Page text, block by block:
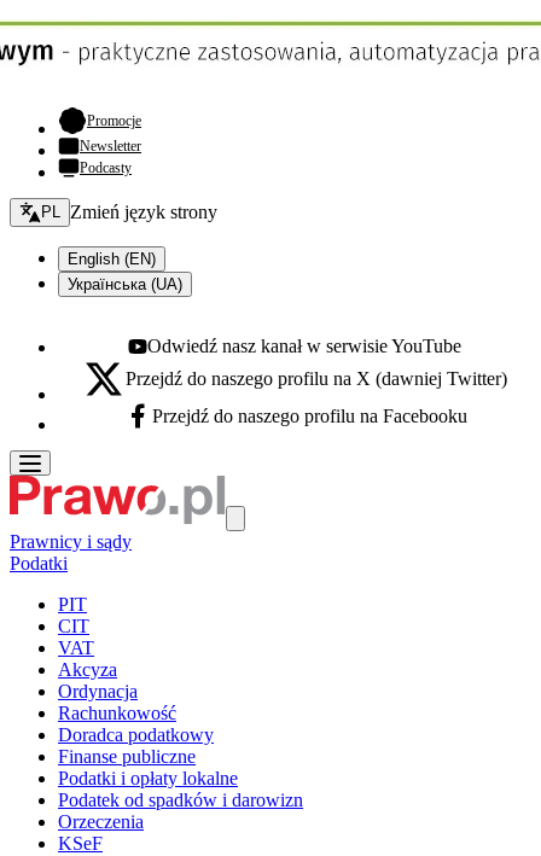
Promocje- otwiera się w nowej karcie
Newsletter
Podcasty
Zmień język - bieżący:
PL Zmień język strony
English (EN)
Українська (UA)
Youtube - otwiera się w nowej karcie
Odwiedź nasz kanał w serwisie YouTube
X - otwiera się w nowej karcie
Przejdź do naszego profilu na X (dawniej Twitter)
Facebook - otwiera się w nowej karcie
Przejdź do naszego profilu na Facebooku
Prawnicy i sądy
Podatki
PIT
CIT
VAT
Akcyza
Ordynacja
Rachunkowość
Doradca podatkowy
Finanse publiczne
Podatki i opłaty lokalne
Podatek od spadków i darowizn
Orzeczenia
KSeF